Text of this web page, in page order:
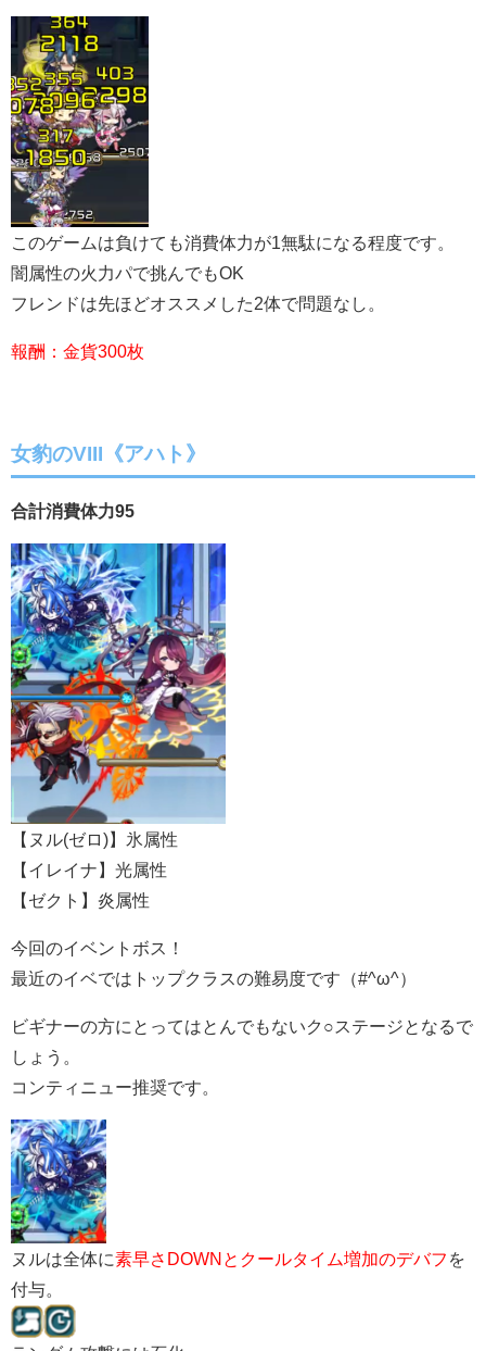
このゲームは負けても消費体力が1無駄になる程度です。
闇属性の火力パで挑んでもOK
フレンドは先ほどオススメした2体で問題なし。
報酬：金貨300枚
女豹のVIII《アハト》
合計消費体力95
【ヌル(ゼロ)】氷属性
【イレイナ】光属性
【ゼクト】炎属性
今回のイベントボス！
最近のイベではトップクラスの難易度です（#^ω^）
ビギナーの方にとってはとんでもないク○ステージとなるで
しょう。
コンティニュー推奨です。
ヌルは全体に素早さDOWNとクールタイム増加のデバフ を
付与。